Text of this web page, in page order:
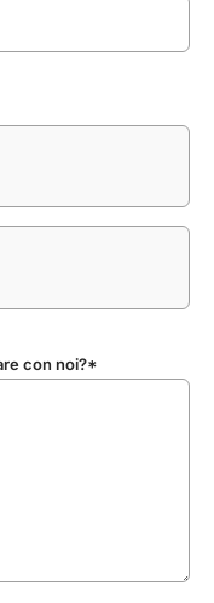
con noi?*